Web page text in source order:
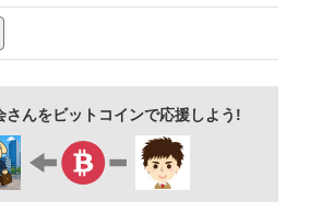
青 ブルー 紺
ー
さんをビットコインで応援しよう!